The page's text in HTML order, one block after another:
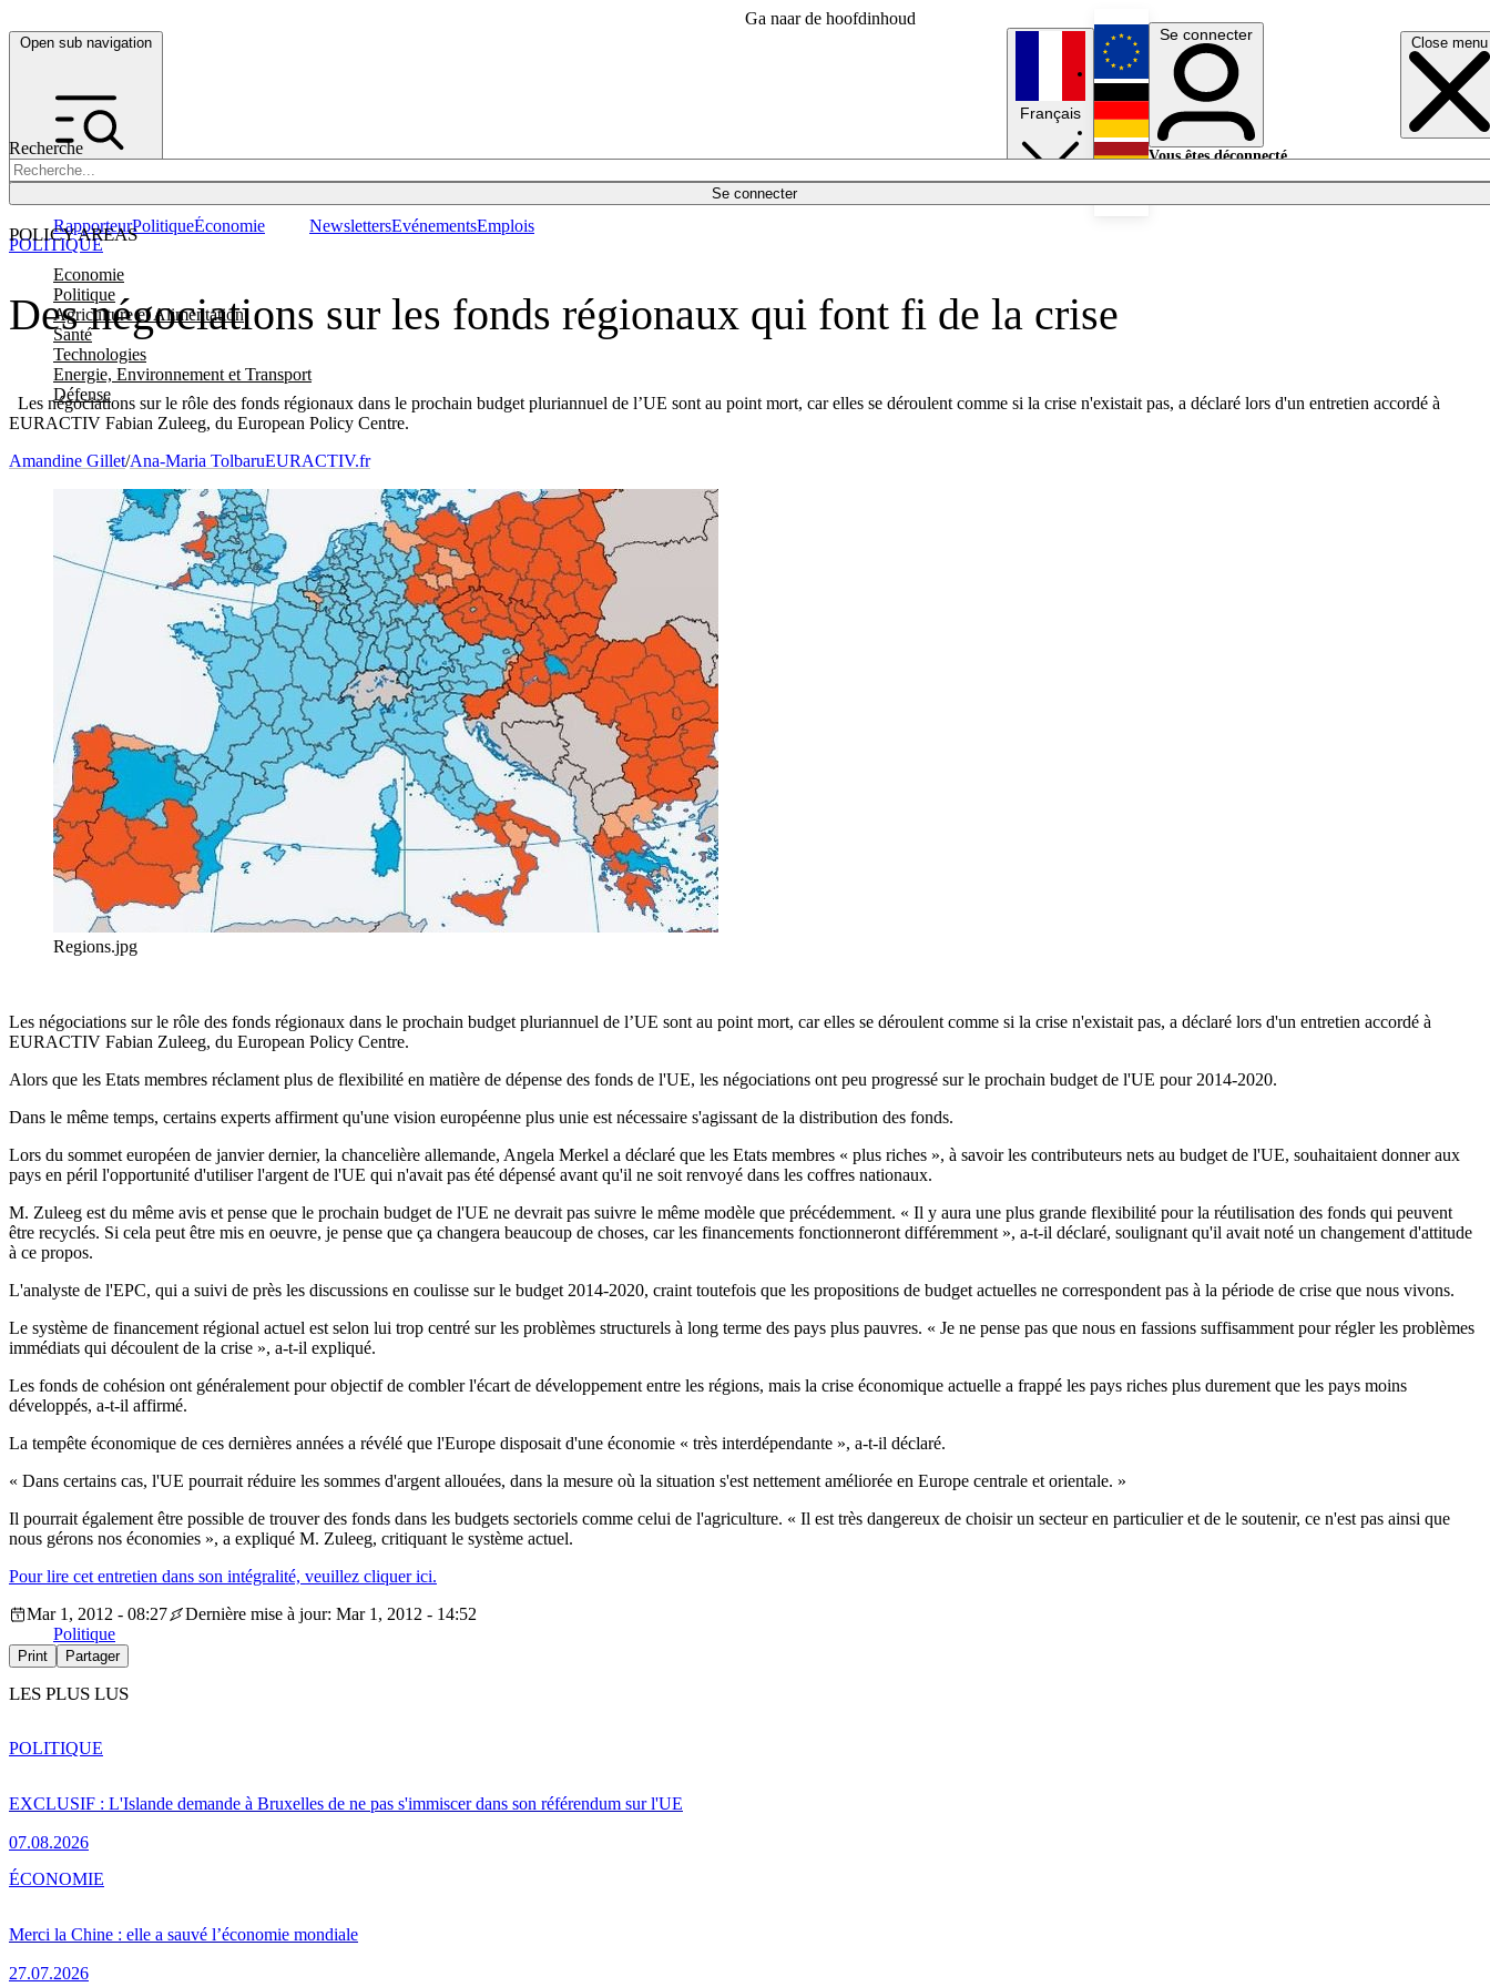
Ga naar de hoofdinhoud
Open sub navigation Close menu
Recherche
Se connecter
POLICY AREAS
Economie
Politique
Agriculture et Alimentation
Santé
Technologies
Energie, Environnement et Transport
Défense
RapporteurPolitiqueÉconomie NewslettersEvénementsEmplois
Français
English
Deutsch
Se connecter
Vous êtes déconnecté.
Des négociations sur les fonds régionaux qui font fi de la crise
Les négociations sur le rôle des fonds régionaux dans le prochain budget pluriannuel de l’UE sont au point mort, car elles se déroulent comme si la crise n'existait pas, a déclaré lors d'un entretien accordé à
EURACTIV Fabian Zuleeg, du European Policy Centre.
POLITIQUE
Amandine Gillet/Ana-Maria TolbaruEURACTIV.fr
Regions.jpg
Les négociations sur le rôle des fonds régionaux dans le prochain budget pluriannuel de l’UE sont au point mort, car elles se déroulent comme si la crise n'existait pas, a déclaré lors d'un entretien accordé à
EURACTIV Fabian Zuleeg, du European Policy Centre.
Alors que les Etats membres réclament plus de flexibilité en matière de dépense des fonds de l'UE, les négociations ont peu progressé sur le prochain budget de l'UE pour 2014-2020.
Dans le même temps, certains experts affirment qu'une vision européenne plus unie est nécessaire s'agissant de la distribution des fonds.
Lors du sommet européen de janvier dernier, la chancelière allemande, Angela Merkel a déclaré que les Etats membres « plus riches », à savoir les contributeurs nets au budget de l'UE, souhaitaient donner aux
pays en péril l'opportunité d'utiliser l'argent de l'UE qui n'avait pas été dépensé avant qu'il ne soit renvoyé dans les coffres nationaux.
M. Zuleeg est du même avis et pense que le prochain budget de l'UE ne devrait pas suivre le même modèle que précédemment. « Il y aura une plus grande flexibilité pour la réutilisation des fonds qui peuvent
être recyclés. Si cela peut être mis en oeuvre, je pense que ça changera beaucoup de choses, car les financements fonctionneront différemment », a-t-il déclaré, soulignant qu'il avait noté un changement d'attitude
à ce propos.
L'analyste de l'EPC, qui a suivi de près les discussions en coulisse sur le budget 2014-2020, craint toutefois que les propositions de budget actuelles ne correspondent pas à la période de crise que nous vivons.
Le système de financement régional actuel est selon lui trop centré sur les problèmes structurels à long terme des pays plus pauvres. « Je ne pense pas que nous en fassions suffisamment pour régler les problèmes
immédiats qui découlent de la crise », a-t-il expliqué.
Les fonds de cohésion ont généralement pour objectif de combler l'écart de développement entre les régions, mais la crise économique actuelle a frappé les pays riches plus durement que les pays moins
développés, a-t-il affirmé.
La tempête économique de ces dernières années a révélé que l'Europe disposait d'une économie « très interdépendante », a-t-il déclaré.
« Dans certains cas, l'UE pourrait réduire les sommes d'argent allouées, dans la mesure où la situation s'est nettement améliorée en Europe centrale et orientale. »
Il pourrait également être possible de trouver des fonds dans les budgets sectoriels comme celui de l'agriculture. « Il est très dangereux de choisir un secteur en particulier et de le soutenir, ce n'est pas ainsi que
nous gérons nos économies », a expliqué M. Zuleeg, critiquant le système actuel.
Pour lire cet entretien dans son intégralité, veuillez cliquer ici.
Mar 1, 2012 - 08:27
Dernière mise à jour: Mar 1, 2012 - 14:52
Politique
Print Partager
LES PLUS LUS
EXCLUSIF : L'Islande demande à Bruxelles de ne pas s'immiscer dans son référendum sur l'UE
07.08.2026
POLITIQUE
Merci la Chine : elle a sauvé l’économie mondiale
27.07.2026
ÉCONOMIE